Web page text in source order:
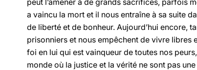
peut l’amener à de grands sacrifices, parfois
a vaincu la mort et il nous entraîne à sa suite
de liberté et de bonheur. Aujourd’hui encore,
prisonniers et nous empêchent de vivre libres
foi en lui qui est vainqueur de toutes nos
monde où la justice et la vérité ne sont pas